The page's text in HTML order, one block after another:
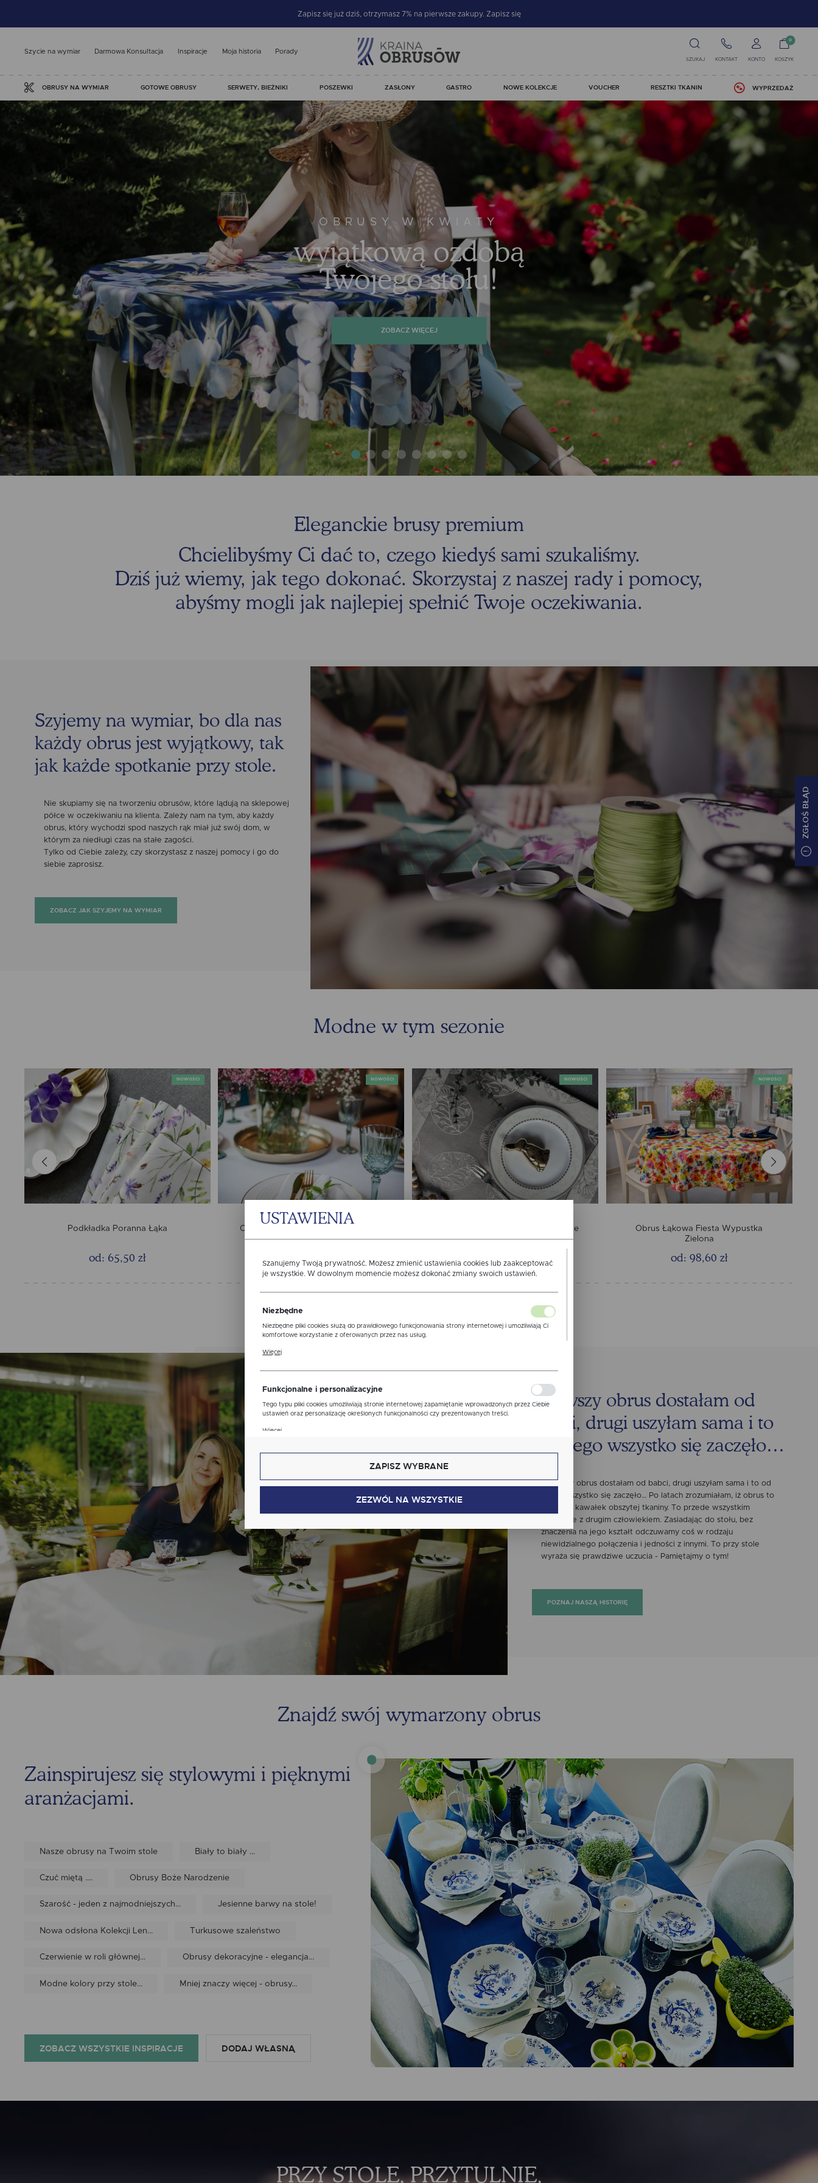
Zapisz się już dziś, otrzymasz 7% na pierwsze zakupy. Zapisz się
Szycie na wymiar Darmowa Konsultacja Inspiracje Moja historia Porady
SZUKAJ KONTAKT KONTO
0
KOSZYK
OBRUSY NA WYMIAR GOTOWE OBRUSY SERWETY, BIEŻNIKI POSZEWKI ZASŁONY GASTRO NOWE KOLEKCJE VOUCHER RESZTKI TKANIN WYPRZEDAŻ
JUŻ JEST!!
NAJNOWSZA
wiosenna
KOLEKCJA !!
ZOBACZ WIĘCEJ
Eleganckie brusy premium
Chcielibyśmy Ci dać to, czego kiedyś sami szukaliśmy.
Dziś już wiemy, jak tego dokonać. Skorzystaj z naszej rady i pomocy,
abyśmy mogli jak najlepiej spełnić Twoje oczekiwania.
Szyjemy na wymiar, bo dla nas
każdy obrus jest wyjątkowy, tak
jak każde spotkanie przy stole.
Nie skupiamy się na tworzeniu obrusów, które lądują na sklepowej
półce w oczekiwaniu na klienta. Zależy nam na tym, aby każdy
obrus, który wychodzi spod naszych rąk miał już swój dom, w
którym za niedługi czas na stałe zagości.
Tylko od Ciebie zależy, czy skorzystasz z naszej pomocy i go do
siebie zaprosisz.
ZOBACZ JAK SZYJEMY NA WYMIAR
Modne w tym sezonie
NOWOŚCI
Podkładka Poranna Łąka
od: 65,50 zł
NOWOŚCI
Obrus Len Biały Elegance Lamówka
Biała
od: 68,40 zł
NOWOŚCI
Zestaw 4 serwet 40x40 Wielkanocne
Pisanki Haft Mankiet 4cm, Szary
od: 159,00 zł
NOWOŚCI
Obrus Łąkowa Fiesta Wypustka
Zielona
od: 98,60 zł
Pierwszy obrus dostałam od
babci, drugi uszyłam sama i to
od niego wszystko się zaczęło…
Pierwszy obrus dostałam od babci, drugi uszyłam sama i to od
niego wszystko się zaczęło… Po latach zrozumiałam, iż obrus to
nie tylko kawałek obszytej tkaniny. To przede wszystkim
spotkanie z drugim człowiekiem. Zasiadając do stołu, bez
znaczenia na jego kształt odczuwamy coś w rodzaju
niewidzialnego połączenia i jedności z innymi. To przy stole
wyraża się prawdziwe uczucia - Pamiętajmy o tym!
POZNAJ NASZĄ HISTORIĘ
Znajdź swój wymarzony obrus
Zainspirujesz się stylowymi i pięknymi
aranżacjami.
Nasze obrusy na Twoim stole Biały to biały ...
Czuć miętą .... Obrusy Boże Narodzenie
Szarość - jeden z najmodniejszych... Jesienne barwy na stole!
Nowa odsłona Kolekcji Len... Turkusowe szaleństwo
Czerwienie w roli głównej... Obrusy dekoracyjne - elegancja...
Modne kolory przy stole... Mniej znaczy więcej - obrusy...
ZOBACZ WSZYSTKIE INSPIRACJE DODAJ WŁASNĄ
PRZY STOLE, PRZYTULNIE,
ZGŁOŚ BŁĄD
USTAWIENIA
Szanujemy Twoją prywatność. Możesz zmienić ustawienia cookies lub zaakceptować
je wszystkie. W dowolnym momencie możesz dokonać zmiany swoich ustawień.
Niezbędne
Niezbędne pliki cookies służą do prawidłowego funkcjonowania strony internetowej i umożliwiają Ci
komfortowe korzystanie z oferowanych przez nas usług.
ustawień preferencji prywatności, logowania czy wypełniania formularzy. Dzięki plikom cookies
Więcej
Funkcjonalne i personalizacyjne
Tego typu pliki cookies umożliwiają stronie internetowej zapamiętanie wprowadzonych przez Ciebie
ustawień oraz personalizację określonych funkcjonalności czy prezentowanych treści.
Więcej
Cookies analityczne pozwalają na uzyskanie informacji w zakresie wykorzystywania witryny
internetowej, miejsca oraz częstotliwości, z jaką odwiedzane są nasze serwisy www. Dane pozwalają
nam na ocenę naszych serwisów internetowych pod względem ich popularności wśród
zgody na analityczne pliki cookies gwarantuje dostępność wszystkich funkcjonalności.
Reklamowe
Dzięki reklamowym plikom cookies prezentujemy Ci najciekawsze informacje i aktualności na
stronach naszych partnerów.
Promocyjne pliki cookies służą do prezentowania Ci naszych komunikatów na podstawie analizy
Twoich upodobań oraz Twoich zwyczajów dotyczących przeglądanej witryny internetowej. Treści
promocyjne mogą pojawić się na stronach podmiotów trzecich lub firm będących naszymi
partnerami oraz innych dostawców usług. Firmy te działają w charakterze pośredników
prezentujących nasze treści w postaci wiadomości, ofert, komunikatów mediów społecznościowych.
Więcej
ZAPISZ WYBRANE
ZEZWÓL NA WSZYSTKIE